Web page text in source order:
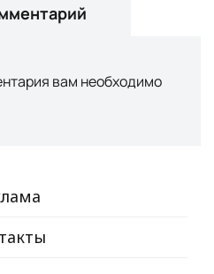
вам необходимо